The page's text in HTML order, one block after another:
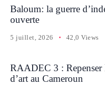
Baloum: la guerre
ouverte
5 juillet, 2026 42,0 Views
RAADEC 3 : Repenser
d’art au Cameroun